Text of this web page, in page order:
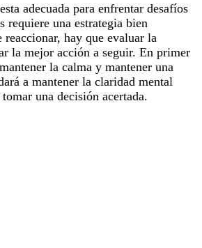
adecuada para enfrentar desafíos
requiere una estrategia bien
hay que evaluar la
la mejor acción a seguir. En primer
la calma y mantener una
a mantener la claridad mental
una decisión acertada.